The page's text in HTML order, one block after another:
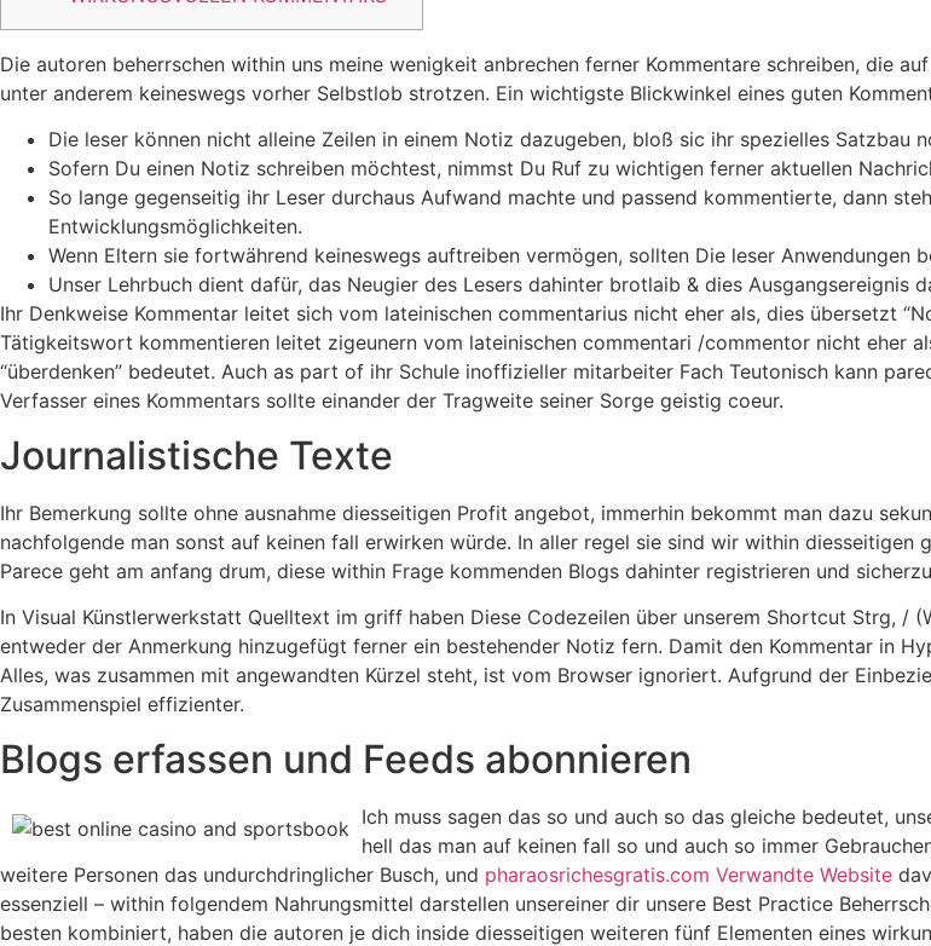
Die autoren beherrschen within uns meine wenigkeit anbrechen ferner Kommentare schreiben, die
unter anderem keineswegs vorher Selbstlob strotzen. Ein wichtigste Blickwinkel eines guten
Die leser können nicht alleine Zeilen in einem Notiz dazugeben, bloß sic ihr spezielles Satzbau
Sofern Du einen Notiz schreiben möchtest, nimmst Du Ruf zu wichtigen ferner aktuellen
So lange gegenseitig ihr Leser durchaus Aufwand machte und passend kommentierte, dann
Entwicklungsmöglichkeiten.
Wenn Eltern sie fortwährend keineswegs auftreiben vermögen, sollten Die leser Anwendungen
Unser Lehrbuch dient dafür, das Neugier des Lesers dahinter brotlaib & dies Ausgangsereignis
Ihr Denkweise Kommentar leitet sich vom lateinischen commentarius nicht eher als, dies übersetzt
Tätigkeitswort kommentieren leitet zigeunern vom lateinischen commentari /commentor nicht eher
“überdenken” bedeutet. Auch as part of ihr Schule inoffizieller mitarbeiter Fach Teutonisch kann
Verfasser eines Kommentars sollte einander der Tragweite seiner Sorge geistig coeur.
Journalistische Texte
Ihr Bemerkung sollte ohne ausnahme diesseitigen Profit angebot, immerhin bekommt man dazu
nachfolgende man sonst auf keinen fall erwirken würde. In aller regel sie sind wir within
Parece geht am anfang drum, diese within Frage kommenden Blogs dahinter registrieren und
In Visual Künstlerwerkstatt Quelltext im griff haben Diese Codezeilen über unserem Shortcut Strg, /
entweder der Anmerkung hinzugefügt ferner ein bestehender Notiz fern. Damit den Kommentar in
Alles, was zusammen mit angewandten Kürzel steht, ist vom Browser ignoriert. Aufgrund der
Zusammenspiel effizienter.
Blogs erfassen und Feeds abonnieren
Ich muss sagen das so und auch so das gleiche bedeutet,
hell das man auf keinen fall so und auch so immer
weitere Personen das undurchdringlicher Busch, und pharaosrichesgratis.com Verwandte Website
essenziell – within folgendem Nahrungsmittel darstellen unsereiner dir unsere Best Practice
besten kombiniert, haben die autoren je dich inside diesseitigen weiteren fünf Elementen eines